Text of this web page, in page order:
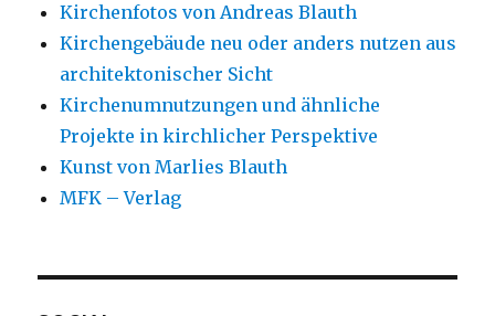
Kirchenfotos von Andreas Blauth
Kirchengebäude neu oder anders nutzen aus
architektonischer Sicht
Kirchenumnutzungen und ähnliche
Projekte in kirchlicher Perspektive
Kunst von Marlies Blauth
MFK – Verlag